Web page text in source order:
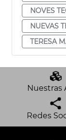
NOVES
NUEVAS
TERESA
Nuestras
Redes